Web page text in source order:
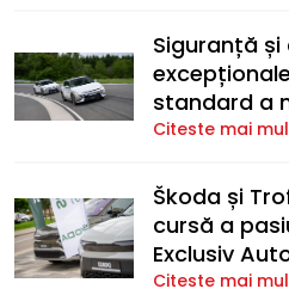
Siguranță
standard a
Citeste mai
Škoda și
cursă a
Exclusiv
Citeste mai